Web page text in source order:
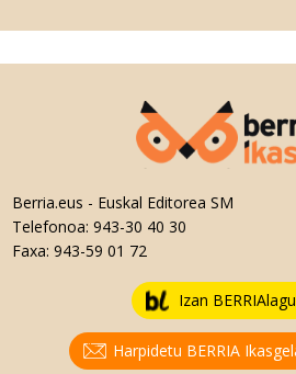
Berria.eus - Euskal Editorea SM
Telefonoa: 943-30 40 30
Faxa: 943-59 01 72
Izan
Harpidetu BERRIA